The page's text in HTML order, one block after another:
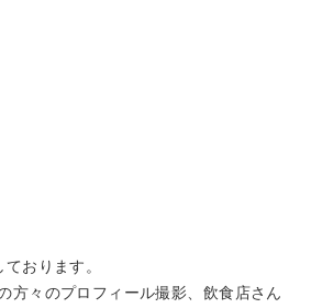
おります。
方々のプロフィール撮影、飲食店さん